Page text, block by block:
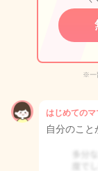
※一
はじめてのマ
自分のこと